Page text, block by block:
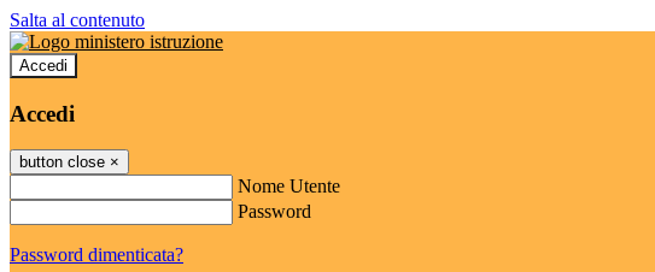
Salta al contenuto
Accedi
Accedi
button close ×
Nome Utente
Password
Password dimenticata?